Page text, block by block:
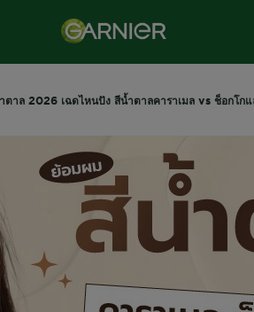
ตาล 2026 เฉดไหนปัง สีน้ำตาลคาราเมล vs ช็อกโ